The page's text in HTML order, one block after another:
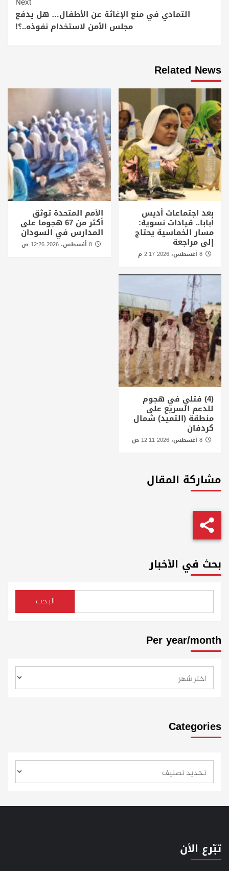
التمادي في منع الإغاثة عن الأطفال… هل يدفع
مجلس الأمن لاستخدام نفوذه..؟!
Related News
بعد اجتماعات أديس
أبابا.. قيادات نسوية:
مسار الخماسية يحتاج
إلى مراجعة
الأمم المتحدة توثق
أكثر من 67 هجوما على
المدارس في السودان
8 أغسطس، 2026 12:26 ص
(4) فتلي في هجوم
للدعم السريع على
منطقة (التميد) شمال
كردفان
مشاركة المقال
بحث في الأخبار
البحث
Per year/month
Categories
تبّرع الأن